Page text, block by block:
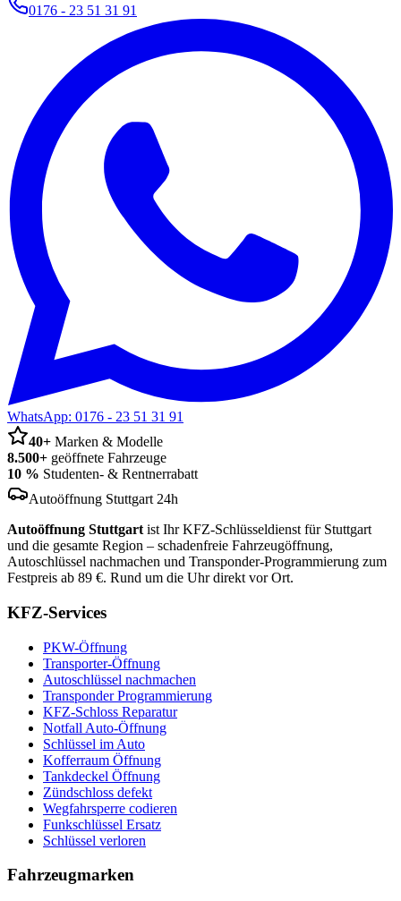
0176 - 23 51 31 91
WhatsApp: 0176 - 23 51 31 91
40+ Marken & Modelle
8.500+ geöffnete Fahrzeuge
10 % Studenten- & Rentnerrabatt
Autoöffnung Stuttgart 24h
Autoöffnung Stuttgart ist Ihr KFZ-Schlüsseldienst für Stuttgart
und die gesamte Region – schadenfreie Fahrzeugöffnung,
Autoschlüssel nachmachen und Transponder-Programmierung zum
Festpreis ab 89 €. Rund um die Uhr direkt vor Ort.
KFZ-Services
PKW-Öffnung
Transporter-Öffnung
Autoschlüssel nachmachen
Transponder Programmierung
KFZ-Schloss Reparatur
Notfall Auto-Öffnung
Schlüssel im Auto
Kofferraum Öffnung
Tankdeckel Öffnung
Zündschloss defekt
Wegfahrsperre codieren
Funkschlüssel Ersatz
Schlüssel verloren
Fahrzeugmarken